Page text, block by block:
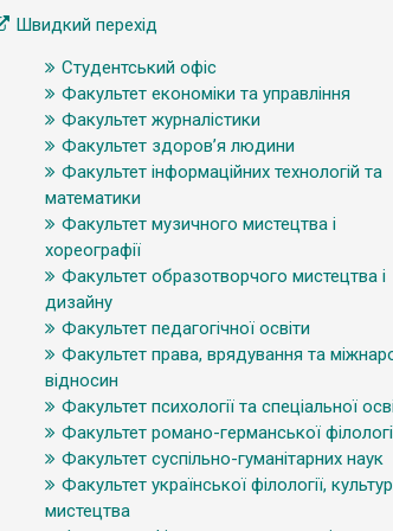
Швидкий перехід
Студентський офіс
Факультет економіки та управління
Факультет журналістики
Факультет здоров’я людини
Факультет інформаційних технологій та
математики
Факультет музичного мистецтва і
хореографії
Факультет образотворчого мистецтва і
дизайну
Факультет педагогічної освіти
Факультет права, врядування та
відносин
Факультет психології та спеціальної
Факультет романо-германської
Факультет суспільно-гуманітарних наук
Факультет української філології,
мистецтва